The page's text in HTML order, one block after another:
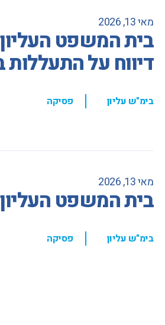
מאי 13, 2026
בית המשפט
דיווח על
בימ"ש עליון , פסיקה
מאי 13, 2026
בית המשפט
בימ"ש עליון , פסיקה